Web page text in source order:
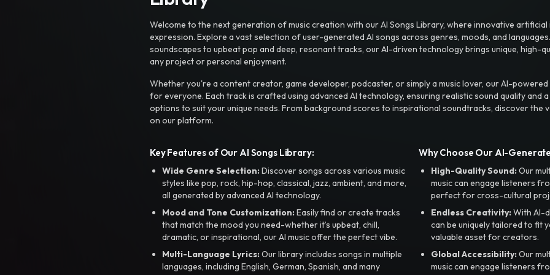
Welcome to the next generation of music creation with our AI Songs Library, where innovative
expression. Explore a vast selection of user-generated AI songs across genres, moods, and
soundscapes to upbeat pop and deep, resonant tracks, our AI-driven technology brings unique, high-
any project or personal enjoyment.
Whether you're a content creator, game developer, podcaster, or simply a music lover, our AI-
for everyone. Each track is crafted using advanced AI technology, ensuring realistic sound quality and
options to suit your unique needs. From background scores to inspirational soundtracks, discover the
on our platform.
Key Features of Our AI Songs Library:
Wide Genre Selection:Discover songs across various music
styles like pop, rock, hip-hop, classical, jazz, ambient, and more,
all generated by advanced AI technology.
Mood and Tone Customization:Easily find or create tracks
that match the mood you need-whether it’s upbeat, chill,
dramatic, or inspirational, our AI music offer the perfect vibe.
Multi-Language Lyrics:Our library includes songs in multiple
languages, including English, German, Spanish, and many
Why Choose Our AI-
High-Quality Sound:Our
music can engage listeners
perfect for cross-cultural
Endless Creativity:With AI-
can be uniquely tailored to fit
valuable asset for creators.
Global Accessibility:Our
music can engage listeners